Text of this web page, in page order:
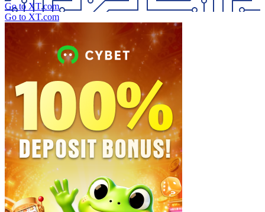
Go to XT.com
Go to XT.com